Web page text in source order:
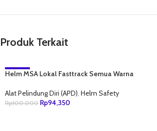
Produk Terkait
-6%
Helm MSA Lokal Fasttrack Semua Warna
Alat Pelindung Diri (APD), Helm Safety
Rp100,000 Rp94,350